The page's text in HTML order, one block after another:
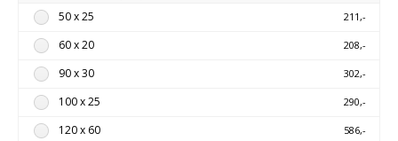
50 x 25 211,-
60 x 20 208,-
90 x 30 302,-
100 x 25 290,-
120 x 60 586,-